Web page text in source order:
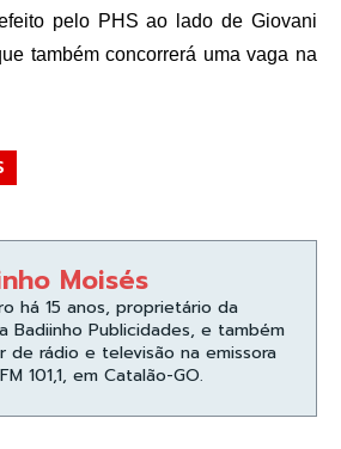
pelo PHS ao lado de Giovani
também concorrerá uma vaga na
Moisés
há 15 anos, proprietário da
Badiinho Publicidades, e também
de rádio e televisão na emissora
101,1, em Catalão-GO.